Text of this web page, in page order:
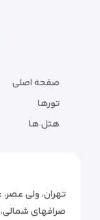
صفحه اصلی
تورها
هتل ها
صرافهای شمالی، ۱۹ شمالی پ ۲۱